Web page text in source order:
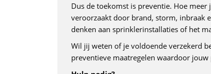
Dus de toekomst is preventie. Hoe
veroorzaakt door brand, storm, inbraak
denken aan sprinklerinstallaties of het
Wil jij weten of je voldoende verzekerd
preventieve maatregelen waardoor